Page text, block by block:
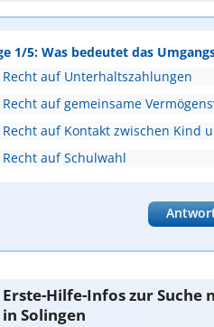
1/5: Was bedeutet das
Recht auf Unterhaltszahlungen
Recht auf gemeinsame
Recht auf Kontakt zwischen Kind
Recht auf Schulwahl
Erste-Hilfe-Infos zur
in Solingen